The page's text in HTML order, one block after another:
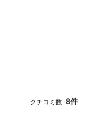
クチコミ数 :8件